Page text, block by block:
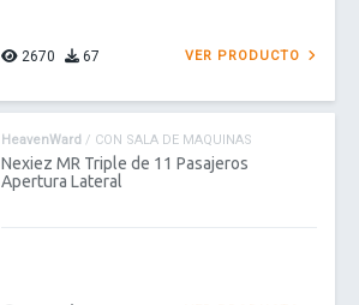
2670 67 VER PRODUCTO
HeavenWard / CON SALA DE MAQUINAS
Nexiez MR Triple de 11 Pasajeros
Apertura Lateral